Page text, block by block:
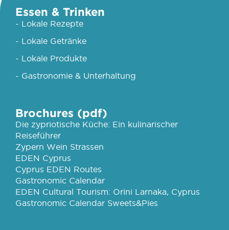
Essen & Trinken
- Lokale Rezepte
- Lokale Getränke
- Lokale Produkte
- Gastronomie & Unterhaltung
Brochures (pdf)
Die zypriotische Küche: Ein kulinarischer
Reiseführer
Zypern Wein Strassen
EDEN Cyprus
Cyprus EDEN Routes
Gastronomic Calendar
EDEN Cultural Tourism: Orini Larnaka, Cyprus
Gastronomic Calendar Sweets&Pies